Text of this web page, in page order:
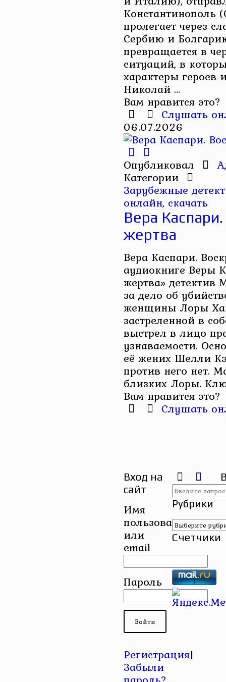
Константинополь
пролегает через
Сербию и
превращается в
ситуаций, в
характеры героев
Николай ...
Вам нравится это?
Слушать
06.07.2026
Опубликовал
Категории
Зарубежные
онлайн, скачать
Вера
жертва
Вера Каспари.
аудиокниге Веры
жертва» детектив
за дело об
женщины Лоры
застреленной в
выстрел в лицо
узнаваемости.
её жених Шелли
против него нет.
близких Лоры.
Вам нравится это?
Слушать
Вход на
сайт
Имя
пользователя
или
email
Пароль
Регистрация|
Забыли
Рубрики
Рубрики
Счетчики